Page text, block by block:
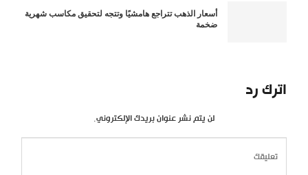
أسعار الذهب تتراجع هامشيًا وتتجه لتحقيق مكاسب شهرية
ضخمة
اترك رد
لن يتم نشر عنوان بريدك الإلكتروني.